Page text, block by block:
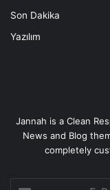
Son Dakika
Yazılım
Jannah is a Clean
News and Blog
completely